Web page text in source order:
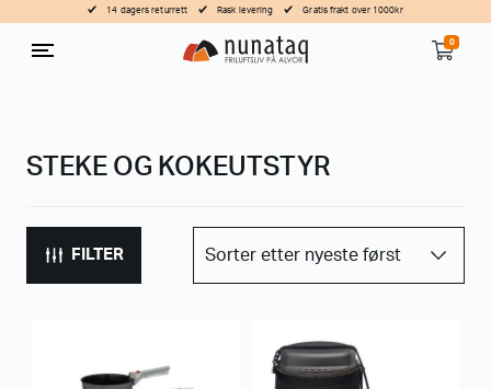
14 dagers returrett Rask levering Gratis frakt over 1000kr
0
STEKE OG KOKEUTSTYR
FILTER